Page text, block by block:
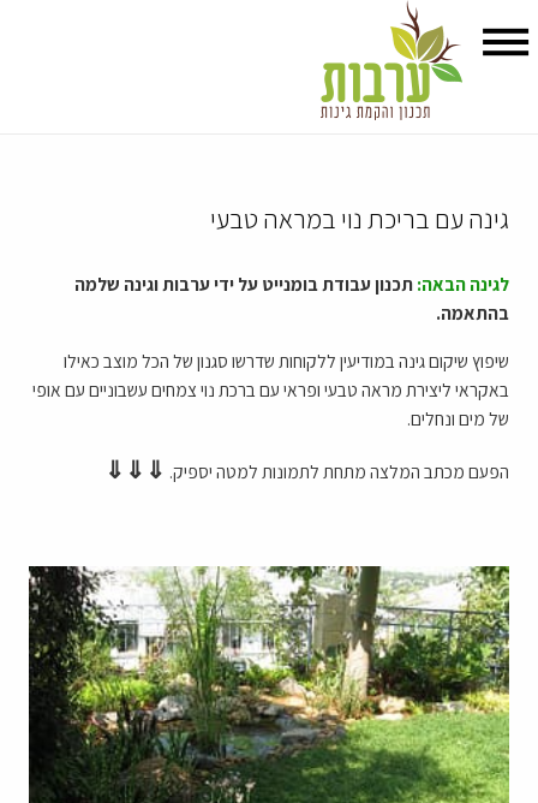
גינה עם בריכת נוי במראה טבעי
לגינה הבאה: תכנון עבודת בומנייט על ידי ערבות וגינה שלמה
בהתאמה.
שיפוץ שיקום גינה במודיעין ללקוחות שדרשו סגנון של הכל מוצב כאילו
באקראי ליצירת מראה טבעי ופראי עם ברכת נוי צמחים עשבוניים עם אופי
של מים ונחלים.
הפעם מכתב המלצה מתחת לתמונות למטה יספיק. ⇓⇓⇓